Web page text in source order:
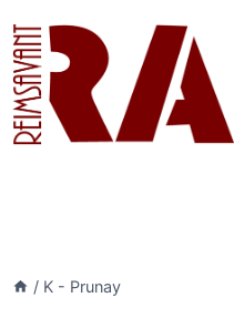
au
contenu
/ K - Prunay